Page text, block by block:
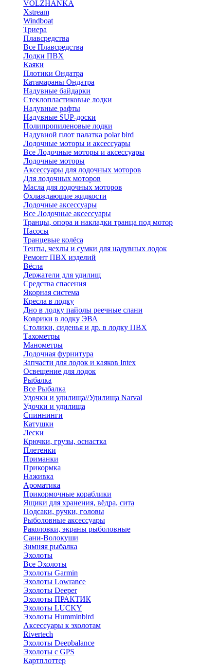
VOLZHANKA
Xstream
Windboat
Триера
Плавсредства
Все Плавсредства
Лодки ПВХ
Каяки
Плотики Ондатра
Катамараны Ондатра
Надувные байдарки
Стеклопластиковые лодки
Надувные рафты
Надувные SUP-доски
Полипропиленовые лодки
Надувной плот палатка polar bird
Лодочные моторы и аксессуары
Все Лодочные моторы и аксессуары
Лодочные моторы
Аксессуары для лодочных моторов
Для лодочных моторов
Масла для лодочных моторов
Охлаждающие жидкости
Лодочные аксессуары
Все Лодочные аксессуары
Транцы, опора и накладки транца под мотор
Насосы
Транцевые колёса
Тенты, чехлы и сумки для надувных лодок
Ремонт ПВХ изделий
Вёсла
Держатели для удилищ
Средства спасения
Якорная система
Кресла в лодку
Дно в лодку пайолы реечные слани
Коврики в лодку ЭВА
Столики, сиденья и др. в лодку ПВХ
Тахометры
Манометры
Лодочная фурнитура
Запчасти для лодок и каяков Intex
Освещение для лодок
Рыбалка
Все Рыбалка
Удочки и удилища//Удилища Narval
Удочки и удилища
Спиннинги
Катушки
Лески
Крючки, грузы, оснастка
Плетенки
Приманки
Прикормка
Наживка
Ароматика
Прикормочные кораблики
Ящики для хранения, вёдра, сита
Подсаки, ручки, головы
Рыболовные аксессуары
Раколовки, экраны рыболовные
Сани-Волокуши
Зимняя рыбалка
Эхолоты
Все Эхолоты
Эхолоты Garmin
Эхолоты Lowrance
Эхолоты Deeper
Эхолоты ПРАКТИК
Эхолоты LUCKY
Эхолоты Humminbird
Аксессуары к эхолотам
Rivertech
Эхолоты Deepbalance
Эхолоты с GPS
Картплоттер